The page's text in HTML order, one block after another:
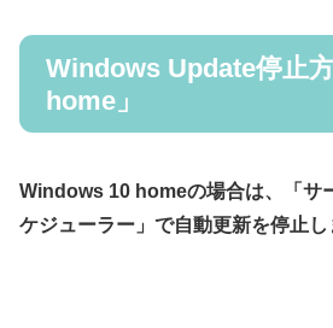
Windows Update停止
home」
Windows 10 homeの場合は、「サ
ケジューラー」で自動更新を停止し